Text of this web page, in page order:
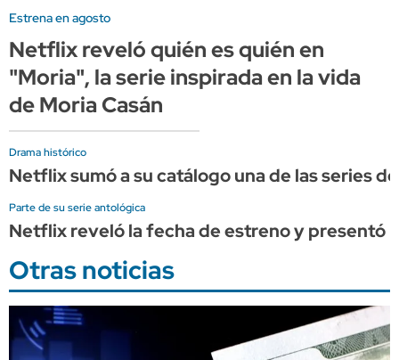
Estrena en agosto
Netflix reveló quién es quién en
"Moria", la serie inspirada en la vida
de Moria Casán
Drama histórico
Netflix sumó a su catálogo una de las series
Parte de su serie antológica
Netflix reveló la fecha de estreno y presentó
Otras noticias